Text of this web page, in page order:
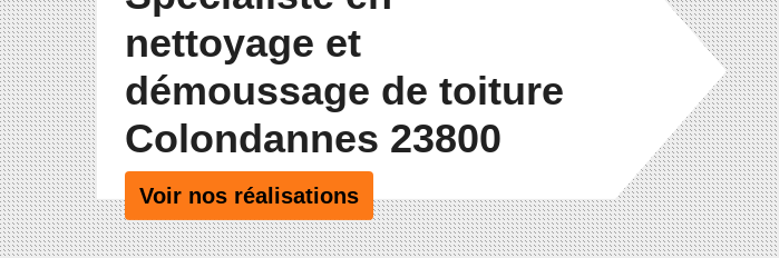
nettoyage et
démoussage de toiture
Colondannes 23800
Voir nos réalisations